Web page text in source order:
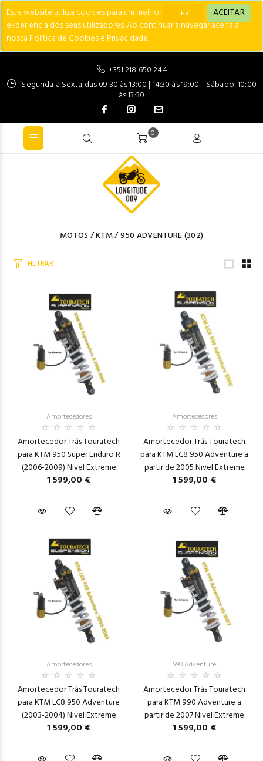
Este website utiliza cookies para um melhor desempenho e
experiência dos seus utilizadores. Ao continuar a navegar aceita a
nossa Política de Cookies e Privacidade.
LER ACEITAR
+351 218 650 244
Segunda a Sexta das 09:30 às 13:00 | 14:30 às 19:00 - Sábado: 10:00
às 13:30
0
MOTOS /KTM/950 ADVENTURE(302)
FILTRAR
Amortecedores
Amortecedor Trás Touratech
para KTM 950 Super Enduro R
(2006-2009) Nivel Extreme
1 599,00 €
Amortecedores
Amortecedor Trás Touratech
para KTM LC8 950 Adventure a
partir de 2005 Nivel Extreme
1 599,00 €
Amortecedores
Amortecedor Trás Touratech
para KTM LC8 950 Adventure
(2003-2004) Nivel Extreme
1 599,00 €
990 Adventure
Amortecedor Trás Touratech
para KTM 990 Adventure a
partir de 2007 Nivel Extreme
1 599,00 €